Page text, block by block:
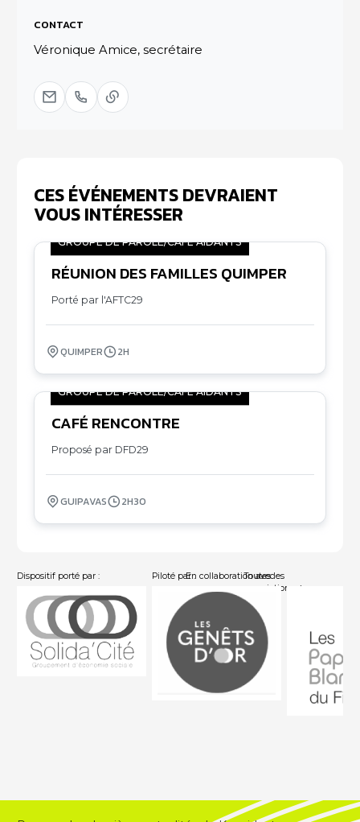
CONTACT
Véronique Amice, secrétaire
CES ÉVÉNEMENTS DEVRAIENT
VOUS INTÉRESSER
06
11
GROUPE DE PAROLE/CAFÉ AIDANTS
RÉUNION DES FAMILLES QUIMPER
Porté par l'AFTC29
QUIMPER 2H
07
GROUPE DE PAROLE/CAFÉ AIDANTS
CAFÉ RENCONTRE
Proposé par DFD29
GUIPAVAS 2H30
Dispositif porté par : Piloté par :En collaboration avec :
Toutes les
associations